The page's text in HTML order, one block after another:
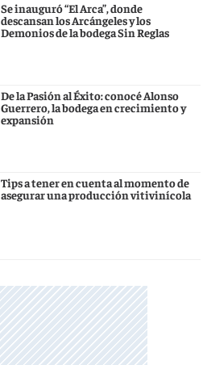
Se inauguró “El Arca”, donde
descansan los Arcángeles y los
Demonios de la bodega Sin Reglas
De la Pasión al Éxito: conocé Alonso
Guerrero, la bodega en crecimiento y
expansión
Tips a tener en cuenta al momento de
asegurar una producción vitivinícola